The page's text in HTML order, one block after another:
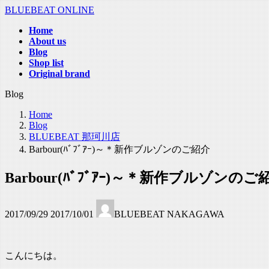
コ
ン
テ
ン
ツ
へ
ス
キ
ッ
プ
ナ
ビ
ゲ
ー
シ
ョ
ン
に
移
動
BLUEBEAT ONLINE
Home
About us
Blog
Shop list
Original brand
Blog
Home
Blog
BLUEBEAT 那珂川店
Barbour(ﾊﾞﾌﾞｱｰ)～＊新作ブルゾンのご紹介
Barbour(ﾊﾞﾌﾞｱｰ)～＊新作ブルゾンのご
2017/09/29
最
終
更
新
日
2017/10/01 BLUEBEAT NAKAGAWA
こんにちは。